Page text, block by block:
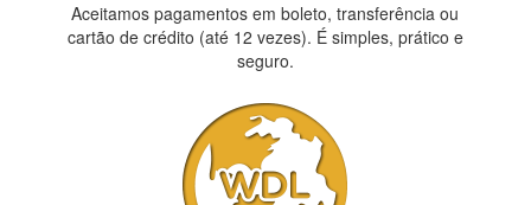
Aceitamos pagamentos em boleto, transferência ou
cartão de crédito (até 12 vezes). É simples, prático e
seguro.